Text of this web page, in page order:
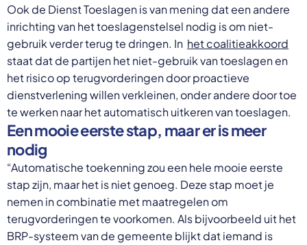
Ook de Dienst Toeslagen is van mening dat een andere
inrichting van het toeslagenstelsel nodig is om niet-
gebruik verder terug te dringen. In het coalitieakkoord
staat dat de partijen het niet-gebruik van toeslagen en
het risico op terugvorderingen door proactieve
dienstverlening willen verkleinen, onder andere door toe
te werken naar het automatisch uitkeren van toeslagen.
Een mooie eerste stap, maar er is meer
nodig
“Automatische toekenning zou een hele mooie eerste
stap zijn, maar het is niet genoeg. Deze stap moet je
nemen in combinatie met maatregelen om
terugvorderingen te voorkomen. Als bijvoorbeeld uit het
BRP-systeem van de gemeente blijkt dat iemand is